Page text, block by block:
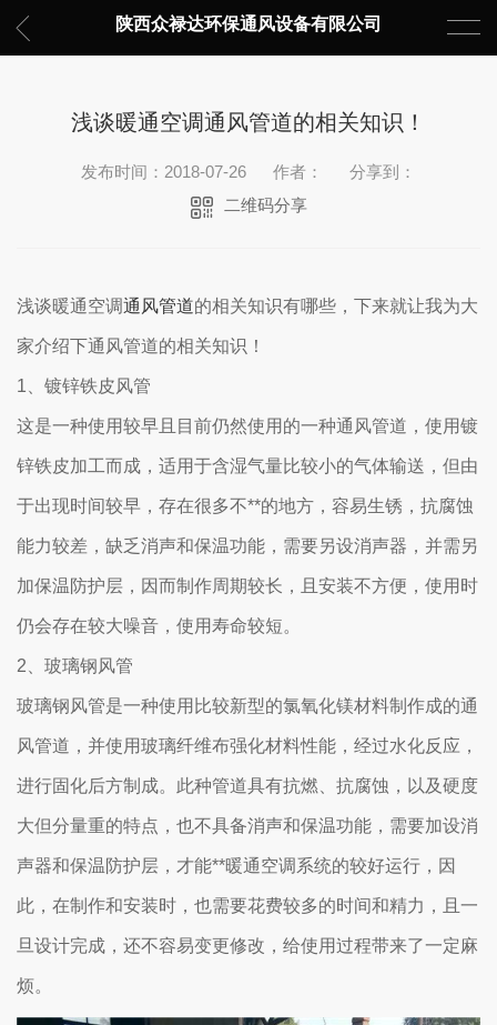
陕西众禄达环保通风设备有限公司
浅谈暖通空调通风管道的相关知识！
发布时间：2018-07-26 作者：
分享到：
二维码分享
浅谈暖通空调通风管道的相关知识有哪些，下来就让我为大
家介绍下通风管道的相关知识！
1、镀锌铁皮风管
这是一种使用较早且目前仍然使用的一种通风管道，使用镀
锌铁皮加工而成，适用于含湿气量比较小的气体输送，但由
于出现时间较早，存在很多不**的地方，容易生锈，抗腐蚀
能力较差，缺乏消声和保温功能，需要另设消声器，并需另
加保温防护层，因而制作周期较长，且安装不方便，使用时
仍会存在较大噪音，使用寿命较短。
2、玻璃钢风管
玻璃钢风管是一种使用比较新型的氯氧化镁材料制作成的通
风管道，并使用玻璃纤维布强化材料性能，经过水化反应，
进行固化后方制成。此种管道具有抗燃、抗腐蚀，以及硬度
大但分量重的特点，也不具备消声和保温功能，需要加设消
声器和保温防护层，才能**暖通空调系统的较好运行，因
此，在制作和安装时，也需要花费较多的时间和精力，且一
旦设计完成，还不容易变更修改，给使用过程带来了一定麻
烦。